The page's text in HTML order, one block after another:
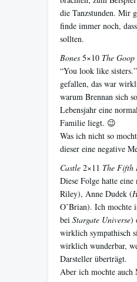
die Tanzstunden. Mir
finde immer noch,
sollten.
Bones 5×10 The
“You look like
gefallen, das war
warum Brennan sich
Lebensjahr eine
Familie liegt. 😉
Was ich nicht so
dieser eine negative
Castle 2×11 The Fifth
Diese Folge hatte
Riley), Anne Dudek (
O’Brian). Ich mochte
bei Stargate Universe)
wirklich sympathisch
wirklich wunderbar,
Darsteller überträgt.
Aber ich mochte auch